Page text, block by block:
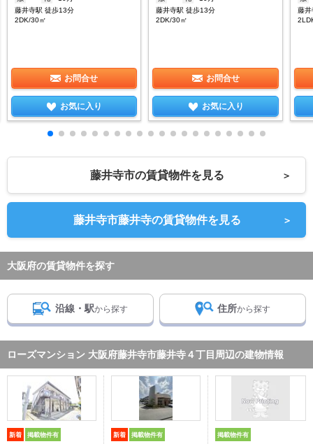
藤井寺駅 徒歩13分
2DK/30㎡
お問合せ
お気に入り
藤井寺駅 徒歩13分
2DK/30㎡
お問合せ
お気に入り
藤
藤井寺市の賃貸物件を見る ＞
藤井寺市藤井寺の賃貸物件を見る ＞
大阪府の賃貸物件を探す
沿線・駅から探す 住所から探す
ローズマンション 大阪府藤井寺市藤井寺４丁目周辺の建物情報
新着 掲載物件有 新着 掲載物件有 掲載物件有